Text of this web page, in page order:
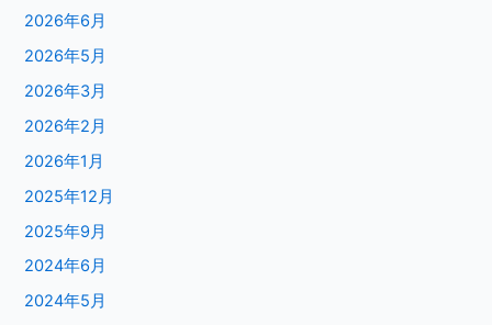
2026年6月
2026年5月
2026年3月
2026年2月
2026年1月
2025年12月
2025年9月
2024年6月
2024年5月